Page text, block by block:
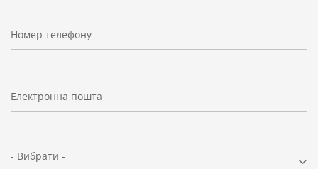
Номер телефону
Електронна пошта
- Вибрати -